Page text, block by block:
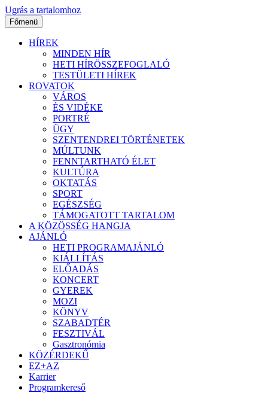
Ugrás a tartalomhoz
Főmenü
HÍREK
MINDEN HÍR
HETI HÍRÖSSZEFOGLALÓ
TESTÜLETI HÍREK
ROVATOK
VÁROS
ÉS VIDÉKE
PORTRÉ
ÜGY
SZENTENDREI TÖRTÉNETEK
MÚLTUNK
FENNTARTHATÓ ÉLET
KULTÚRA
OKTATÁS
SPORT
EGÉSZSÉG
TÁMOGATOTT TARTALOM
A KÖZÖSSÉG HANGJA
AJÁNLÓ
HETI PROGRAMAJÁNLÓ
KIÁLLÍTÁS
ELŐADÁS
KONCERT
GYEREK
MOZI
KÖNYV
SZABADTÉR
FESZTIVÁL
Gasztronómia
KÖZÉRDEKŰ
EZ+AZ
Karrier
Programkereső